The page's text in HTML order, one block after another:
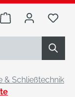
Warenkorb Du
& Schließtechnik